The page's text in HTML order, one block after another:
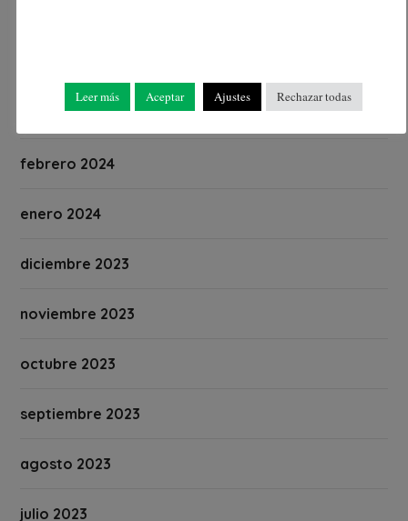
marzo 2024
febrero 2024
enero 2024
diciembre 2023
noviembre 2023
octubre 2023
septiembre 2023
agosto 2023
julio 2023
Leer más Aceptar Ajustes Rechazar todas